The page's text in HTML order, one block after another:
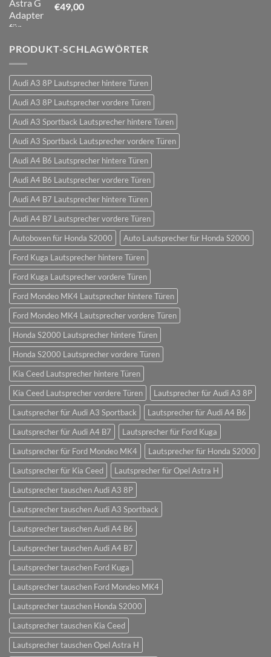
€49,00
PRODUKT-SCHLAGWÖRTER
Audi A3 8P Lautsprecher hintere Türen
Audi A3 8P Lautsprecher vordere Türen
Audi A3 Sportback Lautsprecher hintere Türen
Audi A3 Sportback Lautsprecher vordere Türen
Audi A4 B6 Lautsprecher hintere Türen
Audi A4 B6 Lautsprecher vordere Türen
Audi A4 B7 Lautsprecher hintere Türen
Audi A4 B7 Lautsprecher vordere Türen
Autoboxen für Honda S2000
Auto Lautsprecher für Honda S2000
Ford Kuga Lautsprecher hintere Türen
Ford Kuga Lautsprecher vordere Türen
Ford Mondeo MK4 Lautsprecher hintere Türen
Ford Mondeo MK4 Lautsprecher vordere Türen
Honda S2000 Lautsprecher hintere Türen
Honda S2000 Lautsprecher vordere Türen
Kia Ceed Lautsprecher hintere Türen
Kia Ceed Lautsprecher vordere Türen
Lautsprecher für Audi A3 8P
Lautsprecher für Audi A3 Sportback
Lautsprecher für Audi A4 B6
Lautsprecher für Audi A4 B7
Lautsprecher für Ford Kuga
Lautsprecher für Ford Mondeo MK4
Lautsprecher für Honda S2000
Lautsprecher für Kia Ceed
Lautsprecher für Opel Astra H
Lautsprecher tauschen Audi A3 8P
Lautsprecher tauschen Audi A3 Sportback
Lautsprecher tauschen Audi A4 B6
Lautsprecher tauschen Audi A4 B7
Lautsprecher tauschen Ford Kuga
Lautsprecher tauschen Ford Mondeo MK4
Lautsprecher tauschen Honda S2000
Lautsprecher tauschen Kia Ceed
Lautsprecher tauschen Opel Astra H